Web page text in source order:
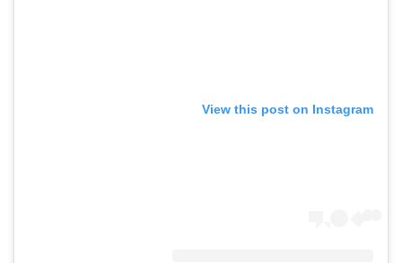
View this post on Instagram